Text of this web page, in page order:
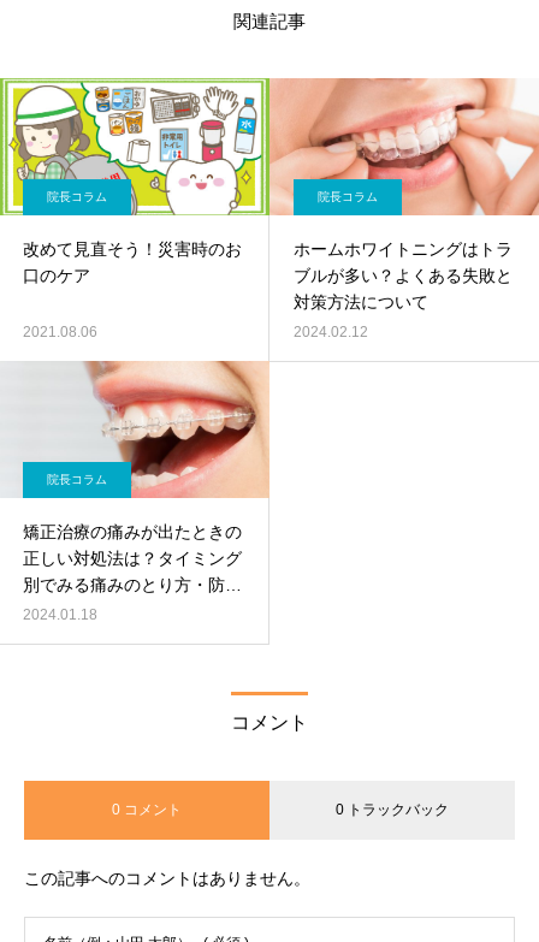
関連記事
院長コラム
改めて見直そう！災害時のお
口のケア
2021.08.06
院長コラム
ホームホワイトニングはトラ
ブルが多い？よくある失敗と
対策方法について
2024.02.12
院長コラム
矯正治療の痛みが出たときの
正しい対処法は？タイミング
別でみる痛みのとり方・防ぎ
方を解説
2024.01.18
コメント
0 コメント 0 トラックバック
この記事へのコメントはありません。